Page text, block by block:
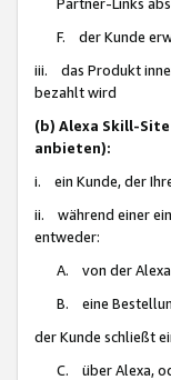
F. der Kunde
iii. das Produkt
bezahlt wird
(b) Alexa Skill-
anbieten):
i. ein Kunde, der
ii. während einer
entweder:
A. von der Alexa
B. eine
der Kunde schließt
C. über Alexa,